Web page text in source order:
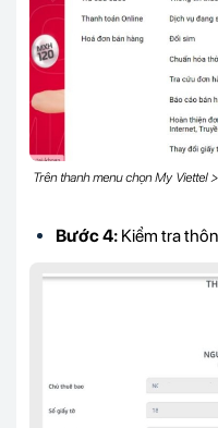
Trên thanh menu chọn My Viettel
Bước 4: Kiểm tra